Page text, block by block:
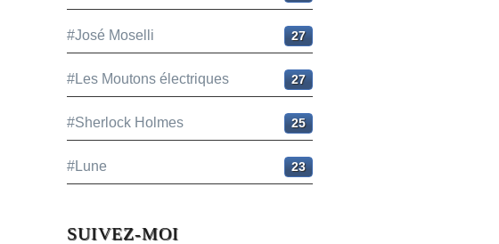
#José Moselli 27
#Les Moutons électriques 27
#Sherlock Holmes 25
#Lune 23
SUIVEZ-MOI